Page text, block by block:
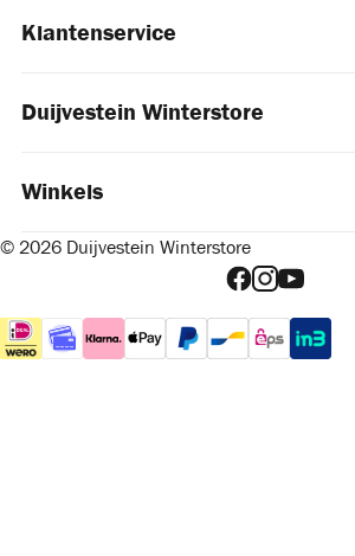
Klantenservice
Duijvestein Winterstore
Winkels
© 2026 Duijvestein Winterstore